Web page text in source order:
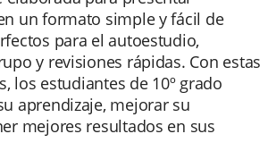
un formato simple y fácil de
para el autoestudio,
y revisiones rápidas. Con estas
los estudiantes de 10º grado
aprendizaje, mejorar su
mejores resultados en sus